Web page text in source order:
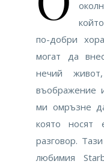
по-добри
могат да
нечий
въображение
ми омръзне
която
разговор.
любимия